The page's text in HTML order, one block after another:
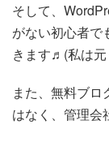
そして、
がない初心者で
きます♬(私は
また、無料ブ
はなく、管理会